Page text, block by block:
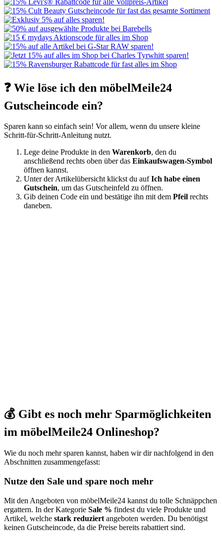
❓ Wie löse ich den möbelMeile24
Gutscheincode ein?
Sparen kann so einfach sein! Vor allem, wenn du unsere kleine
Schritt-für-Schritt-Anleitung nutzt.
Lege deine Produkte in den Warenkorb, den du
anschließend rechts oben über das Einkaufswagen-Symbol
öffnen kannst.
Unter der Artikelübersicht klickst du aufIch habe einen
Gutschein, um das Gutscheinfeld zu öffnen.
Gib deinen Code ein und bestätige ihn mit dem Pfeil rechts
daneben.
💰 Gibt es noch mehr Sparmöglichkeiten
im möbelMeile24 Onlineshop?
Wie du noch mehr sparen kannst, haben wir dir nachfolgend in den
Abschnitten zusammengefasst:
Nutze den Sale und spare noch mehr
Mit den Angeboten von möbelMeile24 kannst du tolle Schnäppchen
ergattern. In der Kategorie Sale % findest du viele Produkte und
Artikel, welche stark reduziert angeboten werden. Du benötigst
keinen Gutscheincode, da die Preise bereits rabattiert sind.